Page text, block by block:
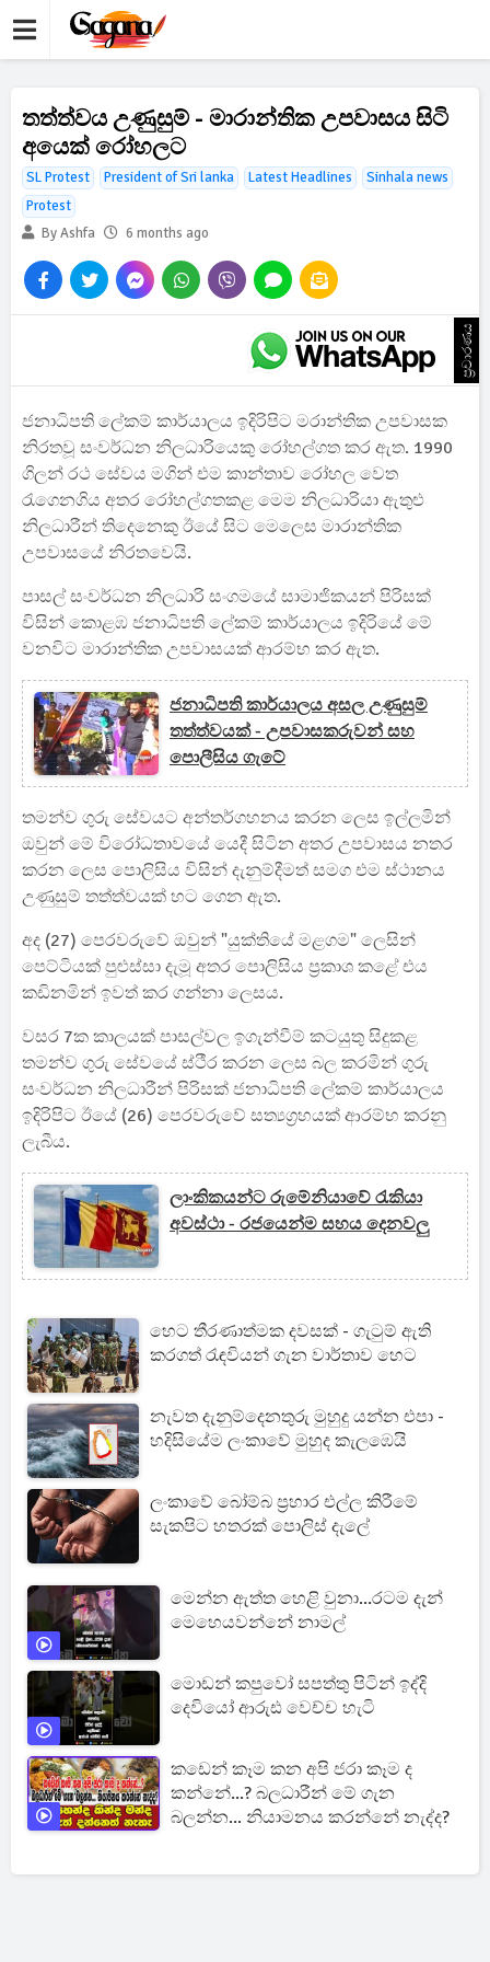
තත්ත්වය උණුසුම් - මාරාන්තික උපවාසය සිටි
අයෙක් රෝහලට
SL Protest President of Sri lanka Latest Headlines
Sinhala news
Protest
By Ashfa
6 months ago
ප්‍රචාරණය
ජනාධිපති ලේකම් කාර්යාලය ඉදිරිපිට මරාන්තික උපවාසක
නිරතවූ සංවර්ධන නිලධාරියෙකු රෝහල්ගත කර ඇත. 1990
ගිලන් රථ සේවය මගින් එම කාන්තාව රෝහල වෙත
රැගෙනගිය අතර රෝහල්ගතකළ මෙම නිලධාරියා ඇතුළු
නිලධාරීන් තිදෙනෙකු ඊයේ සිට මෙලෙස මාරාන්තික
උපවාසයේ නිරතවෙයි.
පාසල් සංවර්ධන නිලධාරි සංගමයේ සාමාජිකයන් පිරිසක්
විසින් කොළඹ ජනාධිපති ලේකම් කාර්යාලය ඉදිරියේ මේ
වනවිට මාරාන්තික උපවාසයක් ආරම්භ කර ඇත.
ජනාධිපති කාර්යාලය අසල උණුසුම්
තත්ත්වයක් - උපවාසකරුවන් සහ
පොලීසිය ගැටේ
තමන්ව ගුරු සේවයට අන්තර්ගහනය කරන ලෙස ඉල්ලමින්
ඔවුන් මේ විරෝධතාවයේ යෙදී සිටින අතර උපවාසය නතර
කරන ලෙස පොලිසිය විසින් දැනුම්දීමත් සමග එම ස්ථානය
උණුසුම් තත්ත්වයක් හට ගෙන ඇත.
අද (27) පෙරවරුවේ ඔවුන් "යුක්තියේ මළගම" ලෙසින්
පෙට්ටියක් පුළුස්සා දැමූ අතර පොලිසිය ප්‍රකාශ කළේ එය
කඩිනමින් ඉවත් කර ගන්නා ලෙසය.
වසර 7ක කාලයක් පාසල්වල ඉගැන්වීම් කටයුතු සිදුකළ
තමන්ව ගුරු සේවයේ ස්ථීර කරන ලෙස බල කරමින් ගුරු
සංවර්ධන නිලධාරීන් පිරිසක් ජනාධිපති ලේකම් කාර්යාලය
ඉදිරිපිට ඊයේ (26) පෙරවරුවේ සත්‍යග්‍රහයක් ආරම්භ කරනු
ලැබීය.
ලාංකිකයන්ට රුමේනියාවේ රැකියා
අවස්ථා - රජයෙන්ම සහය දෙනවලු
හෙට තීරණාත්මක දවසක් - ගැටුම් ඇති
කරගත් රැඳවියන් ගැන වාර්තාව හෙට
නැවත දැනුම්දෙනතුරු මුහුදු යන්න එපා -
හදිසියේම ලංකාවේ මුහුද කැලඹෙයි
ලංකාවේ බෝම්බ ප්‍රහාර එල්ල කිරීමේ
සැකපිට හතරක් පොලිස් දැලේ
මෙන්න ඇත්ත හෙළි වුනා...රටම දැන්
මෙහෙයවන්නේ නාමල්
මොඩන් කපුවෝ සපත්තු පිටින් ඉද්දි
දෙවියෝ ආරුඪ වෙච්ච හැටි
කඩෙන් කෑම කන අපි ජරා කෑම ද
කන්නේ...? බලධාරීන් මේ ගැන
බලන්න... නියාමනය කරන්නේ නැද්ද?